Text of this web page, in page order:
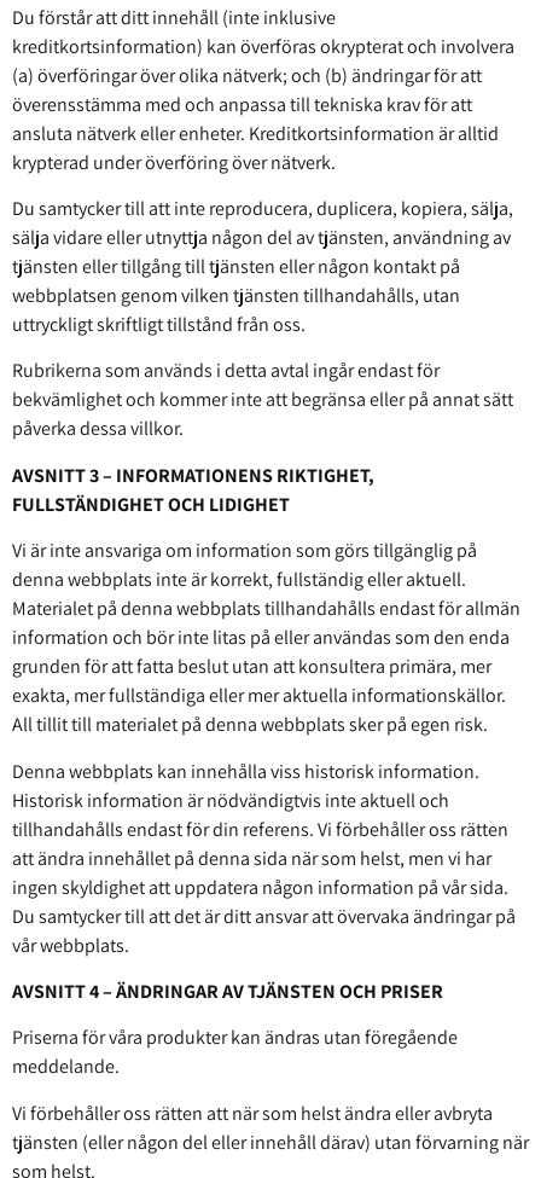
Du förstår att ditt innehåll (inte inklusive
kreditkortsinformation) kan överföras okrypterat och involvera
(a) överföringar över olika nätverk; och (b) ändringar för att
överensstämma med och anpassa till tekniska krav för att
ansluta nätverk eller enheter. Kreditkortsinformation är alltid
krypterad under överföring över nätverk.
Du samtycker till att inte reproducera, duplicera, kopiera, sälja,
sälja vidare eller utnyttja någon del av tjänsten, användning av
tjänsten eller tillgång till tjänsten eller någon kontakt på
webbplatsen genom vilken tjänsten tillhandahålls, utan
uttryckligt skriftligt tillstånd från oss.
Rubrikerna som används i detta avtal ingår endast för
bekvämlighet och kommer inte att begränsa eller på annat sätt
påverka dessa villkor.
AVSNITT 3 – INFORMATIONENS RIKTIGHET,
FULLSTÄNDIGHET OCH LIDIGHET
Vi är inte ansvariga om information som görs tillgänglig på
denna webbplats inte är korrekt, fullständig eller aktuell.
Materialet på denna webbplats tillhandahålls endast för allmän
information och bör inte litas på eller användas som den enda
grunden för att fatta beslut utan att konsultera primära, mer
exakta, mer fullständiga eller mer aktuella informationskällor.
All tillit till materialet på denna webbplats sker på egen risk.
Denna webbplats kan innehålla viss historisk information.
Historisk information är nödvändigtvis inte aktuell och
tillhandahålls endast för din referens. Vi förbehåller oss rätten
att ändra innehållet på denna sida när som helst, men vi har
ingen skyldighet att uppdatera någon information på vår sida.
Du samtycker till att det är ditt ansvar att övervaka ändringar på
vår webbplats.
AVSNITT 4 – ÄNDRINGAR AV TJÄNSTEN OCH PRISER
Priserna för våra produkter kan ändras utan föregående
meddelande.
Vi förbehåller oss rätten att när som helst ändra eller avbryta
tjänsten (eller någon del eller innehåll därav) utan förvarning när
som helst.